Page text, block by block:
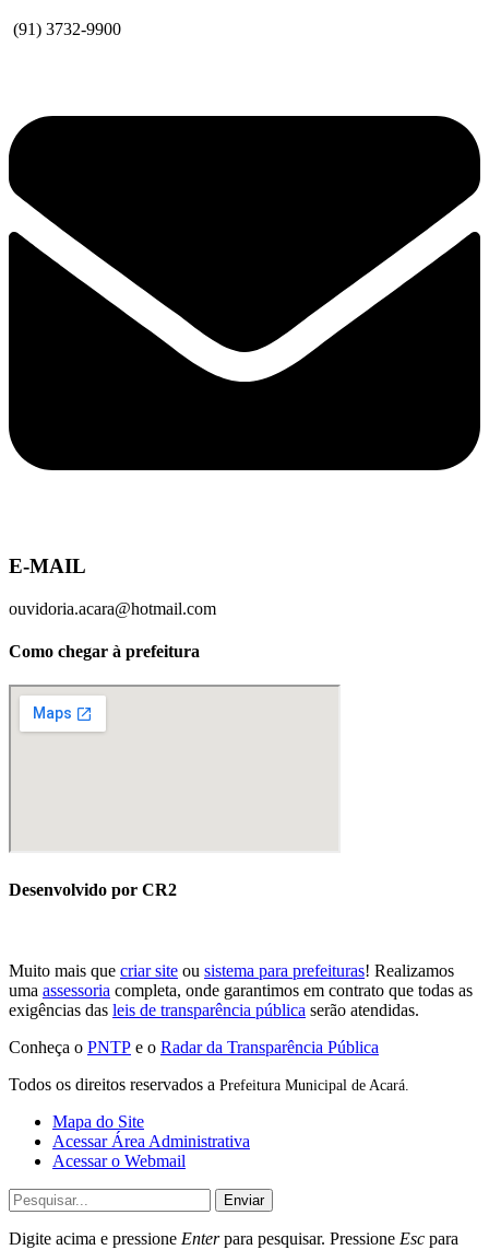
(91) 3732-9900
E-MAIL
ouvidoria.acara@hotmail.com
Como chegar à prefeitura
Desenvolvido por CR2
Muito mais que criar site ou sistema para prefeituras! Realizamos
uma assessoria completa, onde garantimos em contrato que todas as
exigências das leis de transparência pública serão atendidas.
Conheça o PNTP e o Radar da Transparência Pública
Todos os direitos reservados a Prefeitura Municipal de Acará.
Mapa do Site
Acessar Área Administrativa
Acessar o Webmail
Enviar
Digite acima e pressione Enterpara pesquisar. Pressione Esc para